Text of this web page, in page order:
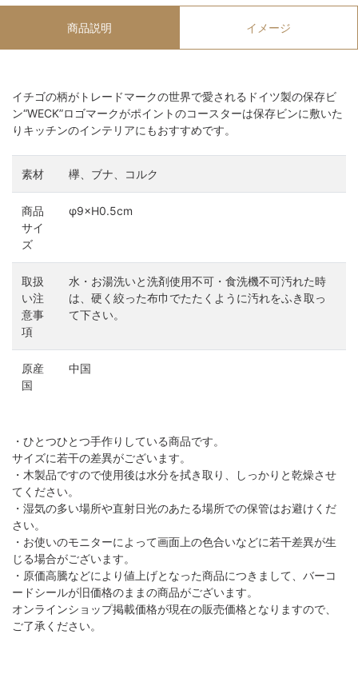
商品説明 イメージ
イチゴの柄がトレードマークの世界で愛されるドイツ製の保存ビ
ン“WECK”ロゴマークがポイントのコースターは保存ビンに敷いた
りキッチンのインテリアにもおすすめです。
素材 欅、ブナ、コルク
商品
サイ
ズ
φ9×H0.5cm
取扱
い注
意事
項
水・お湯洗いと洗剤使用不可・食洗機不可汚れた時
は、硬く絞った布巾でたたくように汚れをふき取っ
て下さい。
原産
国
中国
・ひとつひとつ手作りしている商品です。
サイズに若干の差異がございます。
・木製品ですので使用後は水分を拭き取り、しっかりと乾燥させ
てください。
・湿気の多い場所や直射日光のあたる場所での保管はお避けくだ
さい。
・お使いのモニターによって画面上の色合いなどに若干差異が生
じる場合がございます。
・原価高騰などにより値上げとなった商品につきまして、バーコ
ードシールが旧価格のままの商品がございます。
オンラインショップ掲載価格が現在の販売価格となりますので、
ご了承ください。